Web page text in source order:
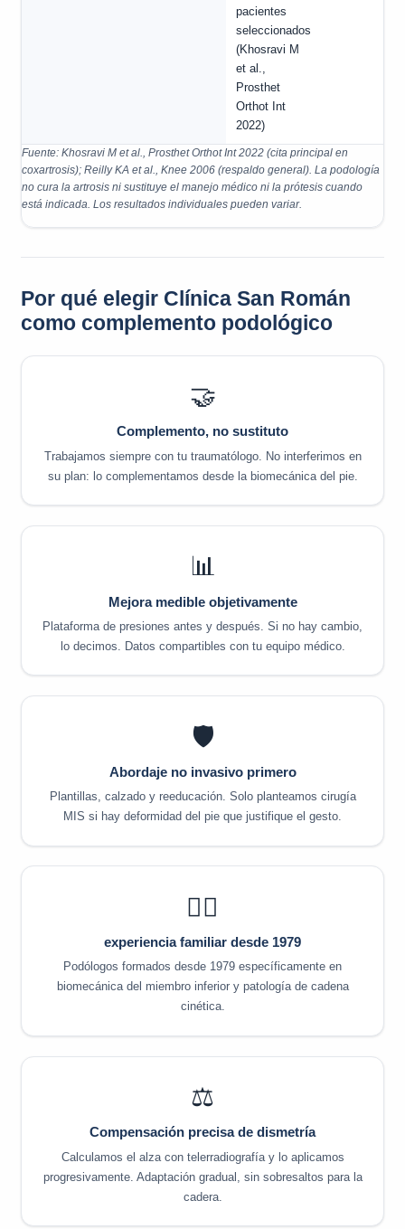
pacientes
seleccionados
(Khosravi M
et al.,
Prosthet
Orthot Int
2022)
Fuente: Khosravi M et al., Prosthet Orthot Int 2022 (cita principal en
coxartrosis); Reilly KA et al., Knee 2006 (respaldo general). La podología
no cura la artrosis ni sustituye el manejo médico ni la prótesis cuando
está indicada. Los resultados individuales pueden variar.
Por qué elegir Clínica San Román
como complemento podológico
🤝
Complemento, no sustituto
Trabajamos siempre con tu traumatólogo. No interferimos en
su plan: lo complementamos desde la biomecánica del pie.
📊
Mejora medible objetivamente
Plataforma de presiones antes y después. Si no hay cambio,
lo decimos. Datos compartibles con tu equipo médico.
🛡️
Abordaje no invasivo primero
Plantillas, calzado y reeducación. Solo planteamos cirugía
MIS si hay deformidad del pie que justifique el gesto.
👨‍⚕️
experiencia familiar desde 1979
Podólogos formados desde 1979 específicamente en
biomecánica del miembro inferior y patología de cadena
cinética.
⚖️
Compensación precisa de dismetría
Calculamos el alza con telerradiografía y lo aplicamos
progresivamente. Adaptación gradual, sin sobresaltos para la
cadera.